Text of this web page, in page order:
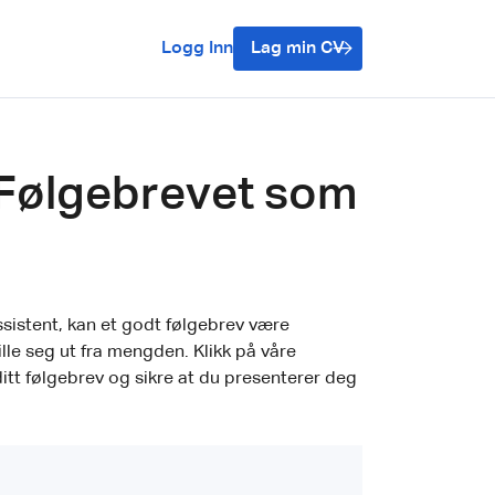
Logg Inn Lag min CV
som
kan et godt følgebrev være
seg ut fra mengden. Klikk på våre
følgebrev og sikre at du presenterer deg